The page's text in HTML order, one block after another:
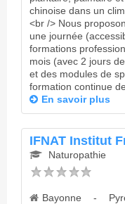
chinoise dans un
<br /> Nous
une journée
formations
mois (avec 2 jours
et des modules de
formation continue
En savoir plus
IFNAT Institut
Naturopathie
Bayonne -